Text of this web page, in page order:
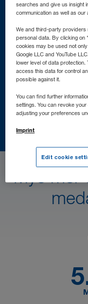
Skap mer plass
WALTER
Truck & Trailer
WALTER
Kontor og lager sør
WALTER
Kompetanse i
WALTER REAL
Mye mer
searches and give us insight
communication as well as our
We and third-party providers
personal data. By clicking on
cookies may be used not
Google LLC and YouTube
lower level of data protection.
access this data for control
possible against it.
You can find further
settings. You can revoke
adjusting your preferences
Imprint
Edit cookie